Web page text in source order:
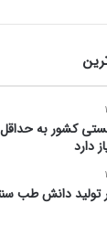
دارد
تولید دانش طب